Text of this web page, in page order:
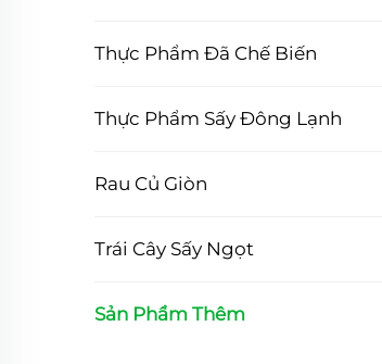
Thực Phẩm Đã Chế Biến
Thực Phẩm Sấy Đông Lạnh
Rau Củ Giòn
Trái Cây Sấy Ngọt
Sản Phẩm Thêm